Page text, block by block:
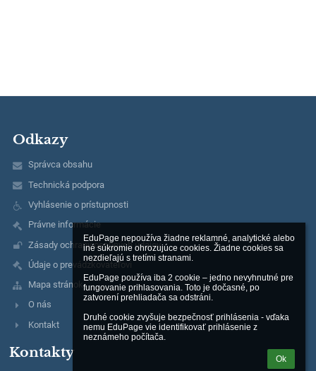
EduPage nepoužíva žiadne reklamné, analytické alebo
iné súkromie ohrozujúce cookies. Žiadne cookies sa
nezdieľajú s tretími stranami.
EduPage používa iba 2 cookie – jedno nevyhnutné pre
fungovanie prihlasovania. Toto je dočasné, po
zatvorení prehliadača sa odstráni.
Druhé cookie zvyšuje bezpečnosť prihlásenia - vďaka
nemu EduPage vie identifikovať prihlásenie z
neznámeho počítača.
Ok
Odkazy
Správca obsahu
Technická podpora
Vyhlásenie o prístupnosti
Právne informácie
Zásady ochrany osobných údajov
Údaje o prevádzkovateľovi
Mapa stránok
O nás
Kontakt
Kontakty